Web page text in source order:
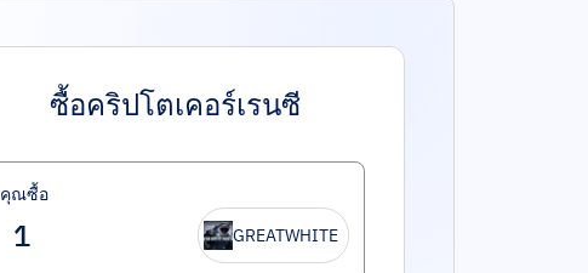
ซื้อคริปโตเคอร์เรนซี
คุณซื้อ
GREATWHITE